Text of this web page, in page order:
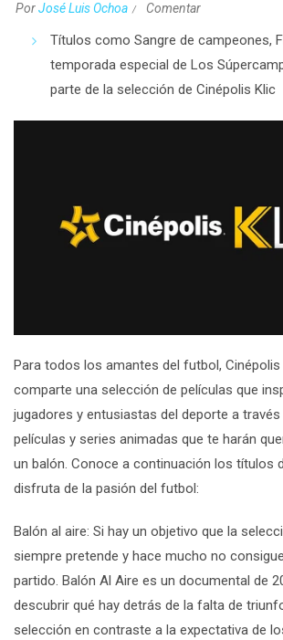
PorJosé Luis Ochoa Comentar
Títulos como Sangre de campeones,
temporada especial de Los
parte de la selección de Cinépolis Klic
Para todos los amantes del futbol, Cinépolis
comparte una selección de películas que
jugadores y entusiastas del deporte a
películas y series animadas que te harán
un balón. Conoce a continuación los títulos
disfruta de la pasión del futbol:
Balón al aire: Si hay un objetivo que la
siempre pretende y hace mucho no
partido. Balón Al Aire es un documental de
descubrir qué hay detrás de la falta de
selección en contraste a la expectativa de